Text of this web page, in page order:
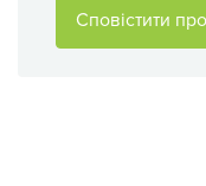
Сповістити